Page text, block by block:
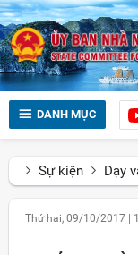
DANH MỤC
Sự kiện Dạy
Thứ hai, 09/10/2017